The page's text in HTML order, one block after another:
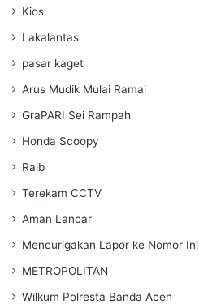
Kios
Lakalantas
pasar kaget
Arus Mudik Mulai Ramai
GraPARI Sei Rampah
Honda Scoopy
Raib
Terekam CCTV
Aman Lancar
Mencurigakan Lapor ke Nomor Ini
METROPOLITAN
Wilkum Polresta Banda Aceh